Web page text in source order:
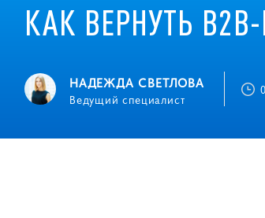
КАК ВЕРНУТЬ
НАДЕЖДА СВЕТЛОВА
Ведущий специалист